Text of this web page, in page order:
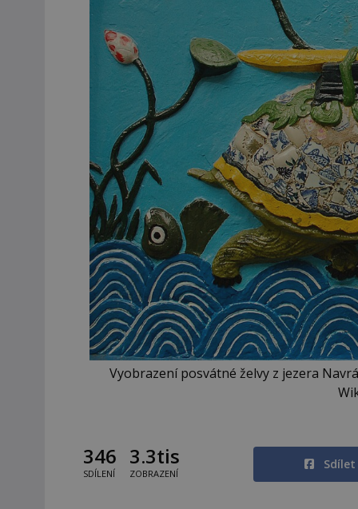
Vyobrazení posvátné želvy z jezera
346
SDÍLENÍ
3.3tis
ZOBRAZENÍ